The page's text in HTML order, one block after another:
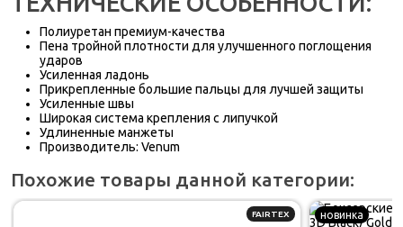
Полиуретан премиум-качества
Пена тройной плотности для улучшенного поглощения
ударов
Усиленная ладонь
Прикрепленные большие пальцы для лучшей защиты
Усиленные швы
Широкая система крепления с липучкой
Удлиненные манжеты
Производитель: Venum
Похожие товары данной категории:
FAIRTEX новинка